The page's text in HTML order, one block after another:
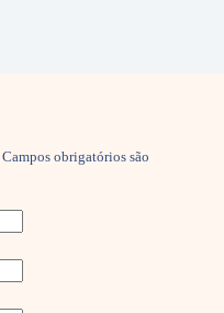
Campos obrigatórios são